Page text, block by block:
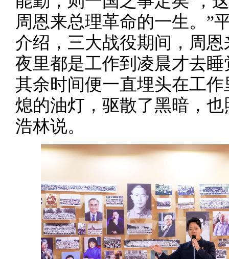
周恩来总理革命的一生。”
介绍，三大战役期间，周
夜里都是工作到凌晨才去
其余时间便一直埋头在工
熄的油灯，驱散了黑暗，
浩林说。